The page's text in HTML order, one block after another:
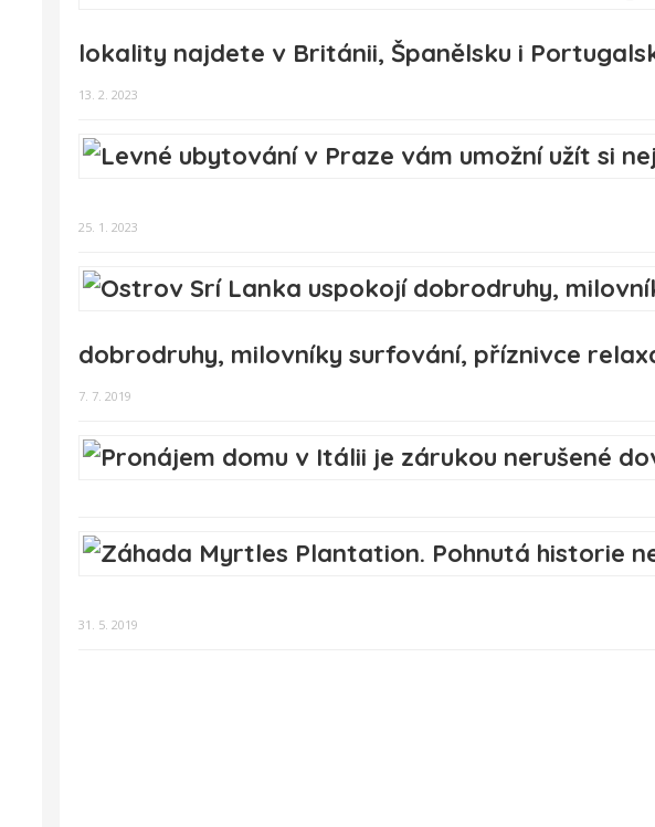
lokality najdete v Británii, Španělsku i
13. 2. 2023
25. 1. 2023
dobrodruhy, milovníky surfování, příznivce
7. 7. 2019
31. 5. 2019